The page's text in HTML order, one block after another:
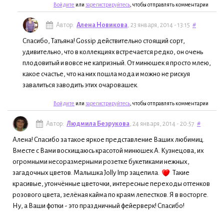
Войдите или зарегистрируйтесь , чтобы отправлять комментарии
Автор: Алена Новикова , 23 января, 2014 - 13:15 #
Спасибо, Татьяна! Gossip действительно стоящий сорт,
удивительно, что в коллекциях встречается редко, он очень
плодовитый и вовсе не капризный. От минюшек я просто млею,
какое счастье, что на них пошла мода и можно не рискуя
завалиться заводить этих очаровашек.
Войдите или зарегистрируйтесь , чтобы отправлять комментарии
Автор: Людмила Безрукова , 24 января, 2014 - 20:57 #
Алена! Спасибо за такое яркое представление Ваших любимиц.
Вместе с Вами восхищаюсь красотой минюшек А. Кузнецова, их
огромными несоразмерными розетке букетиками нежных,
загадочных цветов. Малышка Jolly Imp зацепила.
Такие
красивые, утончённые цветочки, интересные переходы оттенков
розового цвета, зелёная кайма по краям лепестков. Я в восторге.
Ну, а Ваши фотки - это праздничный фейерверк! Спасибо!